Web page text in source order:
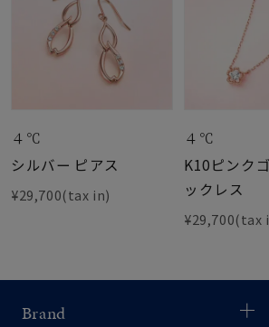
４℃
シルバー ピアス
¥29,700(tax in)
４℃
K10ピンク
ックレス
¥29,700(tax
Brand